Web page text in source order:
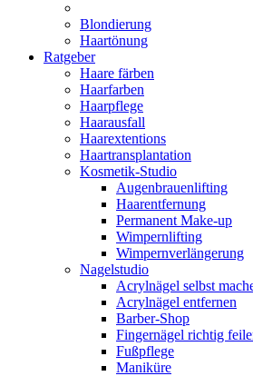
Blondierung
Haartönung
Ratgeber
Haare färben
Haarfarben
Haarpflege
Haarausfall
Haarextentions
Haartransplantation
Kosmetik-Studio
Augenbrauenlifting
Haarentfernung
Permanent Make-up
Wimpernlifting
Wimpernverlängerung
Nagelstudio
Acrylnägel selbst
Acrylnägel entfernen
Barber-Shop
Fingernägel richtig
Fußpflege
Maniküre